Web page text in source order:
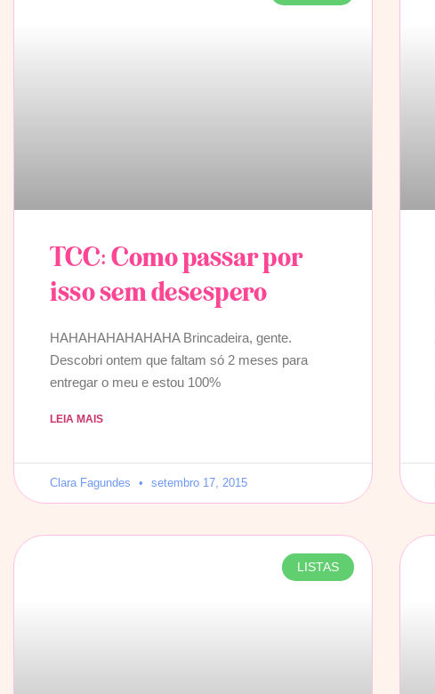
TCC: Como passar por
isso sem desespero
HAHAHAHAHAHAHA Brincadeira, gente.
Descobri ontem que faltam só 2 meses para
entregar o meu e estou 100%
LEIA MAIS
Clara Fagundes setembro 17, 2015
LISTAS